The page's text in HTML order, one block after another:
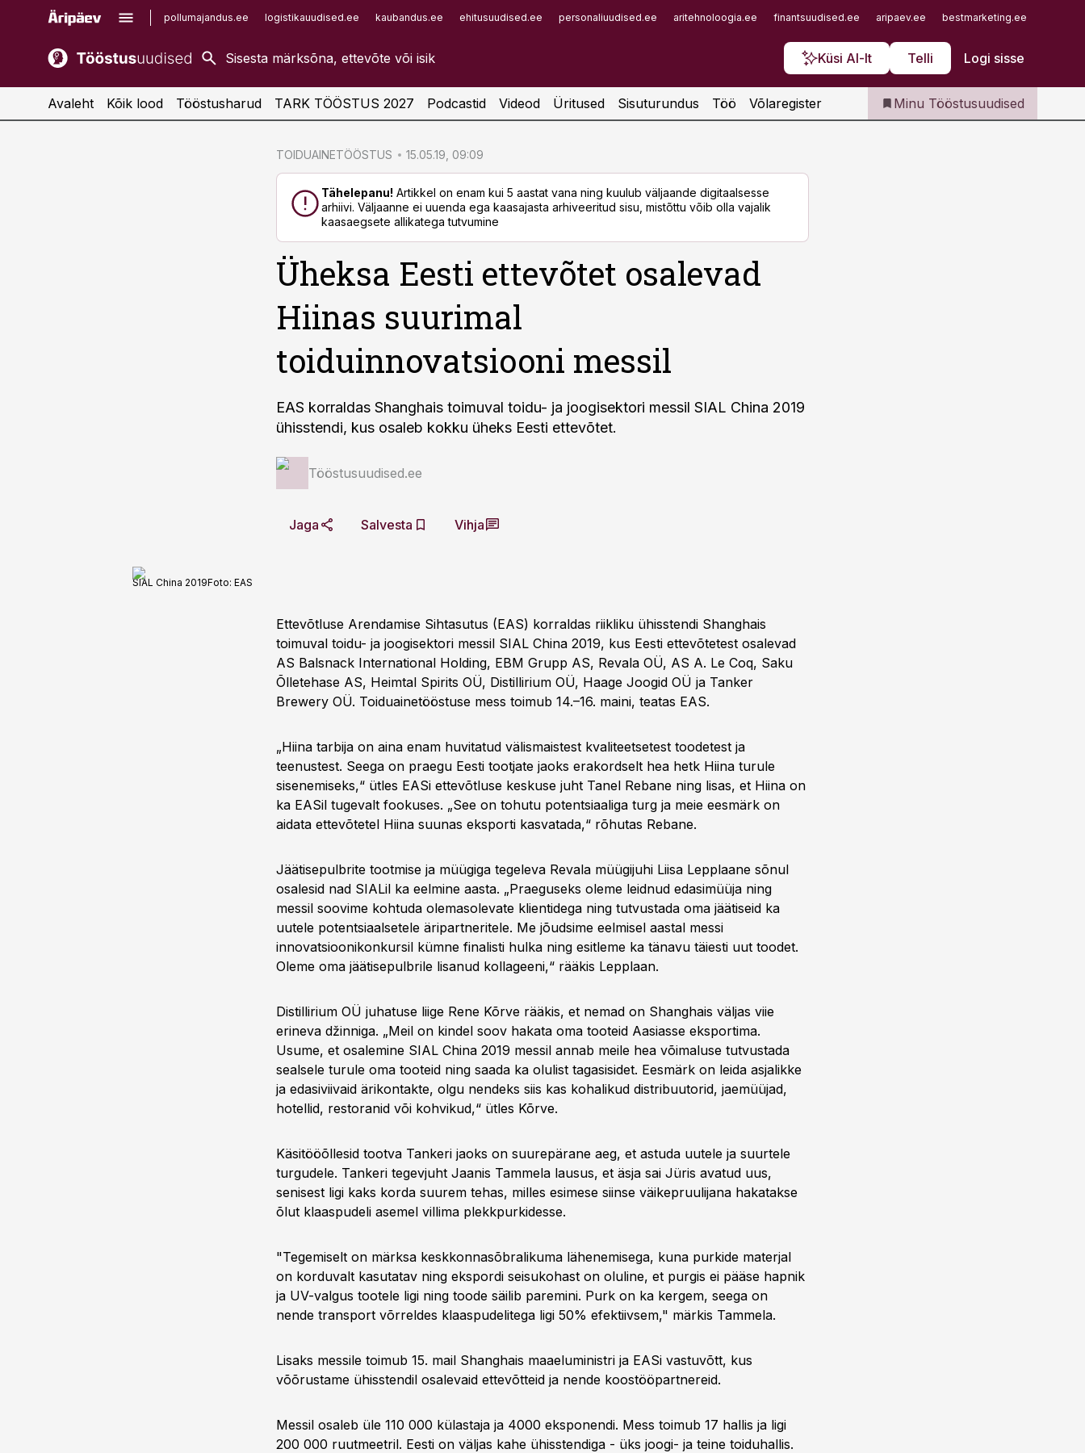
pollumajandus.ee logistikauudised.ee kaubandus.ee ehitusuudised.ee personaliuudised.ee aritehnoloogia.ee finantsuudised.ee aripaev.ee bestmarketing.ee
Küsi AI-lt Telli Logi sisse
kaubandus.ee
kinnisvarauudised.ee
imelineajalugu.ee
Infopank
Iseteenindus
Telli Tööstusuudised
Avaleht Kõik lood Tööstusharud TARK TÖÖSTUS 2027 Podcastid Videod Üritused Sisuturundus Töö Võlaregister Minu Tööstusuudised
TOIDUAINETÖÖSTUS 15.05.19, 09:09
Tähelepanu! Artikkel on enam kui 5 aastat vana ning kuulub väljaande digitaalsesse
arhiivi. Väljaanne ei uuenda ega kaasajasta arhiveeritud sisu, mistõttu võib olla vajalik
kaasaegsete allikatega tutvumine
Üheksa Eesti ettevõtet osalevad
Hiinas suurimal
toiduinnovatsiooni messil
EAS korraldas Shanghais toimuval toidu- ja joogisektori messil SIAL China 2019
ühisstendi, kus osaleb kokku üheks Eesti ettevõtet.
Tööstusuudised.ee
Jaga Salvesta Vihja
SIAL China 2019Foto: EAS
Ettevõtluse Arendamise Sihtasutus (EAS) korraldas riikliku ühisstendi Shanghais
toimuval toidu- ja joogisektori messil SIAL China 2019, kus Eesti ettevõtetest osalevad
AS Balsnack International Holding, EBM Grupp AS, Revala OÜ, AS A. Le Coq, Saku
Õlletehase AS, Heimtal Spirits OÜ, Distillirium OÜ, Haage Joogid OÜ ja Tanker
Brewery OÜ. Toiduainetööstuse mess toimub 14.–16. maini, teatas EAS.
„Hiina tarbija on aina enam huvitatud välismaistest kvaliteetsetest toodetest ja
teenustest. Seega on praegu Eesti tootjate jaoks erakordselt hea hetk Hiina turule
sisenemiseks,“ ütles EASi ettevõtluse keskuse juht Tanel Rebane ning lisas, et Hiina on
ka EASil tugevalt fookuses. „See on tohutu potentsiaaliga turg ja meie eesmärk on
aidata ettevõtetel Hiina suunas eksporti kasvatada,“ rõhutas Rebane.
Jäätisepulbrite tootmise ja müügiga tegeleva Revala müügijuhi Liisa Lepplaane sõnul
osalesid nad SIALil ka eelmine aasta. „Praeguseks oleme leidnud edasimüüja ning
messil soovime kohtuda olemasolevate klientidega ning tutvustada oma jäätiseid ka
uutele potentsiaalsetele äripartneritele. Me jõudsime eelmisel aastal messi
innovatsioonikonkursil kümne finalisti hulka ning esitleme ka tänavu täiesti uut toodet.
Oleme oma jäätisepulbrile lisanud kollageeni,“ rääkis Lepplaan.
Distillirium OÜ juhatuse liige Rene Kõrve rääkis, et nemad on Shanghais väljas viie
erineva džinniga. „Meil on kindel soov hakata oma tooteid Aasiasse eksportima.
Usume, et osalemine SIAL China 2019 messil annab meile hea võimaluse tutvustada
sealsele turule oma tooteid ning saada ka olulist tagasisidet. Eesmärk on leida asjalikke
ja edasiviivaid ärikontakte, olgu nendeks siis kas kohalikud distribuutorid, jaemüüjad,
hotellid, restoranid või kohvikud,“ ütles Kõrve.
Käsitööõllesid tootva Tankeri jaoks on suurepärane aeg, et astuda uutele ja suurtele
turgudele. Tankeri tegevjuht Jaanis Tammela lausus, et äsja sai Jüris avatud uus,
senisest ligi kaks korda suurem tehas, milles esimese siinse väikepruulijana hakatakse
õlut klaaspudeli asemel villima plekkpurkidesse.
"Tegemiselt on märksa keskkonnasõbralikuma lähenemisega, kuna purkide materjal
on korduvalt kasutatav ning ekspordi seisukohast on oluline, et purgis ei pääse hapnik
ja UV-valgus tootele ligi ning toode säilib paremini. Purk on ka kergem, seega on
nende transport võrreldes klaaspudelitega ligi 50% efektiivsem," märkis Tammela.
Lisaks messile toimub 15. mail Shanghais maaeluministri ja EASi vastuvõtt, kus
võõrustame ühisstendil osalevaid ettevõtteid ja nende koostööpartnereid.
Messil osaleb üle 110 000 külastaja ja 4000 eksponendi. Mess toimub 17 hallis ja ligi
200 000 ruutmeetril. Eesti on väljas kahe ühisstendiga - üks joogi- ja teine toiduhallis.